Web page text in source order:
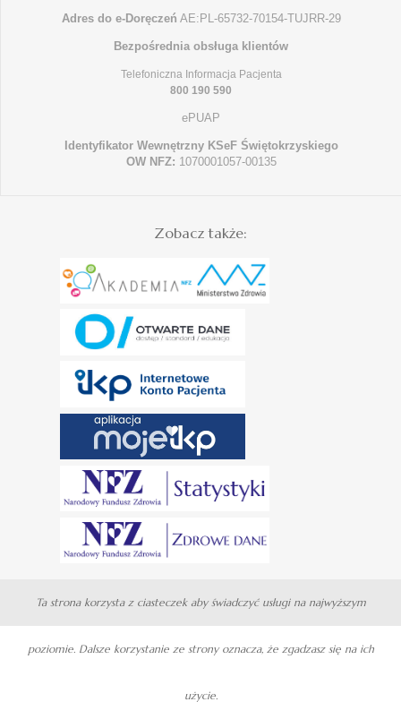
Adres do e-Doręczeń AE:PL-65732-70154-TUJRR-29
Bezpośrednia obsługa klientów
Telefoniczna Informacja Pacjenta
800 190 590
ePUAP
Identyfikator Wewnętrzny KSeF Świętokrzyskiego
OW NFZ: 1070001057-00135
Zobacz także:
Ta strona korzysta z ciasteczek aby świadczyć usługi na najwyższym
poziomie. Dalsze korzystanie ze strony oznacza, że zgadzasz się na ich
użycie.